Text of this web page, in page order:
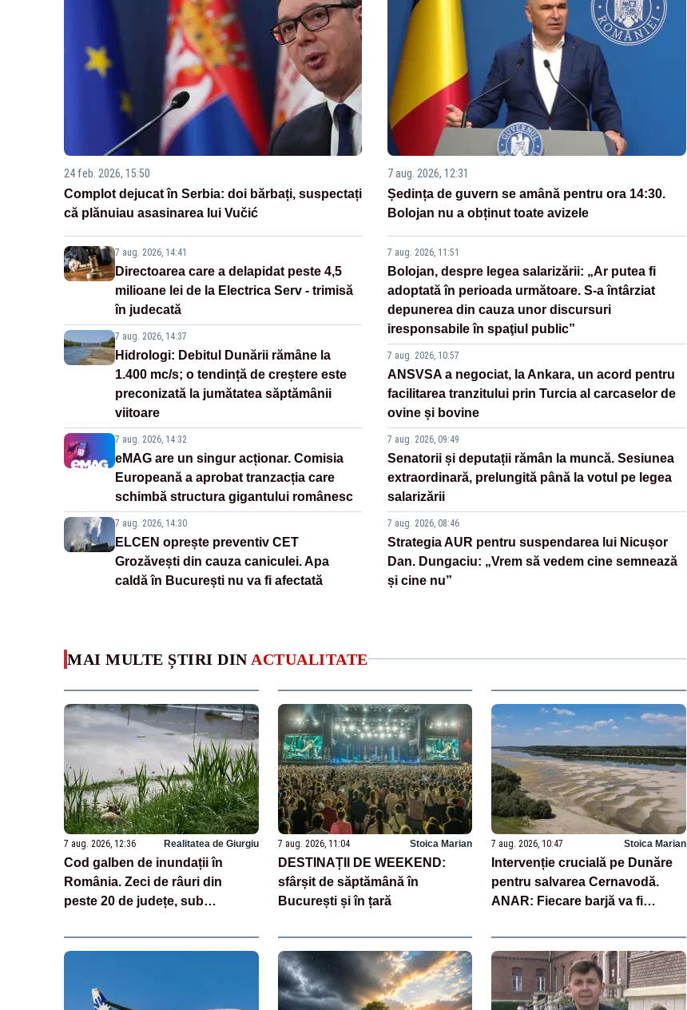
24 feb. 2026, 15:50
Complot dejucat în Serbia: doi bărbați, suspectați
că plănuiau asasinarea lui Vučić
7 aug. 2026, 14:41
Directoarea care a delapidat peste 4,5
milioane lei de la Electrica Serv - trimisă
în judecată
7 aug. 2026, 14:37
Hidrologi: Debitul Dunării rămâne la
1.400 mc/s; o tendință de creștere este
preconizată la jumătatea săptămânii
viitoare
7 aug. 2026, 14:32
eMAG are un singur acționar. Comisia
Europeană a aprobat tranzacția care
schimbă structura gigantului românesc
7 aug. 2026, 14:30
ELCEN oprește preventiv CET
Grozăvești din cauza caniculei. Apa
caldă în București nu va fi afectată
7 aug. 2026, 12:31
Ședința de guvern se amână pentru ora 14:30.
Bolojan nu a obținut toate avizele
7 aug. 2026, 11:51
Bolojan, despre legea salarizării: „Ar putea fi
adoptată în perioada următoare. S-a întârziat
depunerea din cauza unor discursuri
iresponsabile în spaţiul public”
7 aug. 2026, 10:57
ANSVSA a negociat, la Ankara, un acord pentru
facilitarea tranzitului prin Turcia al carcaselor de
ovine și bovine
7 aug. 2026, 09:49
Senatorii și deputații rămân la muncă. Sesiunea
extraordinară, prelungită până la votul pe legea
salarizării
7 aug. 2026, 08:46
Strategia AUR pentru suspendarea lui Nicușor
Dan. Dungaciu: „Vrem să vedem cine semnează
și cine nu”
MAI MULTE ȘTIRI DIN ACTUALITATE
7 aug. 2026, 12:36 Realitatea de Giurgiu
Cod galben de inundații în
România. Zeci de râuri din
peste 20 de județe, sub
7 aug. 2026, 11:04 Stoica Marian
DESTINAȚII DE WEEKEND:
sfârșit de săptămână în
București și în țară
7 aug. 2026, 10:47 Stoica Marian
Intervenție crucială pe Dunăre
pentru salvarea Cernavodă.
ANAR: Fiecare barjă va fi